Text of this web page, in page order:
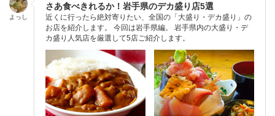
よっし
さあ食べきれるか！岩手県のデカ盛り店5選
近くに行ったら絶対寄りたい、全国の「大盛り・デカ盛り」の
お店を紹介します。 今回は岩手県編。 岩手県内の大盛り・デ
カ盛り人気店を厳選して5店ご紹介します。